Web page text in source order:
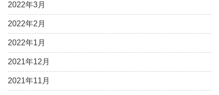
2022年3月
2022年2月
2022年1月
2021年12月
2021年11月